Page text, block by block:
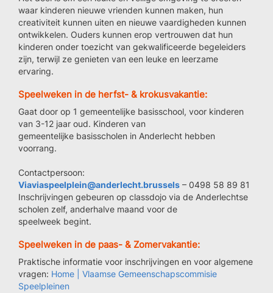
waar kinderen nieuwe vrienden kunnen maken, hun
creativiteit kunnen uiten en nieuwe vaardigheden kunnen
ontwikkelen. Ouders kunnen erop vertrouwen dat hun
kinderen onder toezicht van gekwalificeerde begeleiders
zijn, terwijl ze genieten van een leuke en leerzame
ervaring.
Speelweken in de herfst- & krokusvakantie:
Gaat door op 1 gemeentelijke basisschool, voor kinderen
van 3-12 jaar oud. Kinderen van
gemeentelijke basisscholen in Anderlecht hebben
voorrang.
Contactpersoon:
Viaviaspeelplein@anderlecht.brussels – 0498 58 89 81
Inschrijvingen gebeuren op classdojo via de Anderlechtse
scholen zelf, anderhalve maand voor de
speelweek begint.
Speelweken in de paas- & Zomervakantie:
Praktische informatie voor inschrijvingen en voor algemene
vragen: Home | Vlaamse Gemeenschapscommisie
Speelpleinen